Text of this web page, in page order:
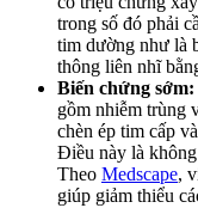
trong số đó phải
tim dường như là
thông liên nhĩ
Biến chứng sớm:
gồm nhiễm trùng
chèn ép tim cấp
Điều này là
Theo Medscape,
giúp giảm thiểu